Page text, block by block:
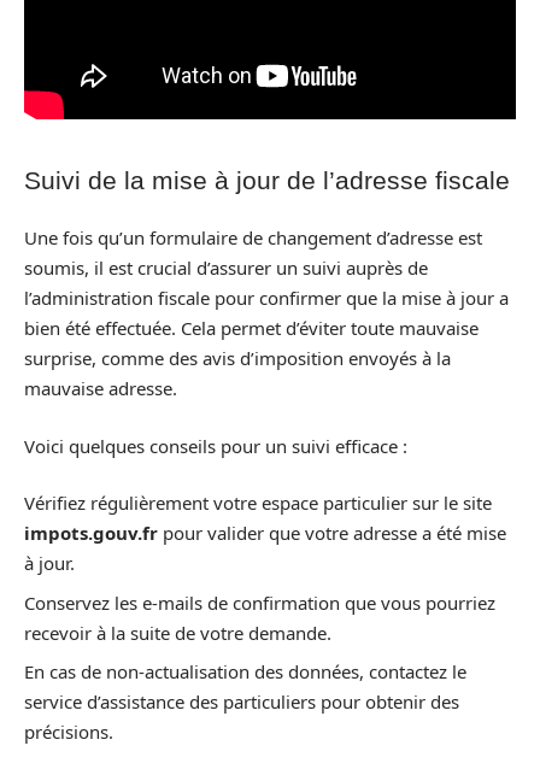
Suivi de la mise à jour de l’adresse fiscale
Une fois qu’un formulaire de changement d’adresse est
soumis, il est crucial d’assurer un suivi auprès de
l’administration fiscale pour confirmer que la mise à jour a
bien été effectuée. Cela permet d’éviter toute mauvaise
surprise, comme des avis d’imposition envoyés à la
mauvaise adresse.
Voici quelques conseils pour un suivi efficace :
Vérifiez régulièrement votre espace particulier sur le site
impots.gouv.fr pour valider que votre adresse a été mise
à jour.
Conservez les e-mails de confirmation que vous pourriez
recevoir à la suite de votre demande.
En cas de non-actualisation des données, contactez le
service d’assistance des particuliers pour obtenir des
précisions.